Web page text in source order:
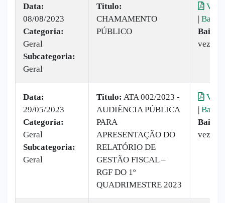
Data:
08/08/2023
Categoria:
Geral
Subcategoria:
Geral
Titulo:
CHAMAMENTO
PÚBLICO
| Baixar
vez
Data:
29/05/2023
Categoria:
Geral
Subcategoria:
Geral
Titulo: ATA 002/2023 -
AUDIÊNCIA PÚBLICA
PARA
APRESENTAÇÃO DO
RELATÓRIO DE
GESTÃO FISCAL –
RGF DO 1º
QUADRIMESTRE 2023
| Baixar
vezes